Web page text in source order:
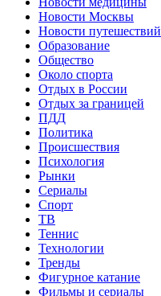
Новости Москвы
Новости путешествий
Образование
Общество
Около спорта
Отдых в России
Отдых за границей
ПДД
Политика
Происшествия
Психология
Рынки
Сериалы
Спорт
ТВ
Теннис
Технологии
Тренды
Фигурное катание
Фильмы и сериалы